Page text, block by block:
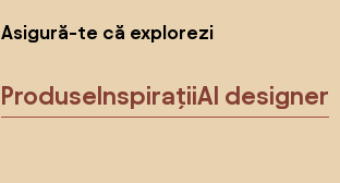
Asigură-te că explorezi
Produse InspirațiiAI designer